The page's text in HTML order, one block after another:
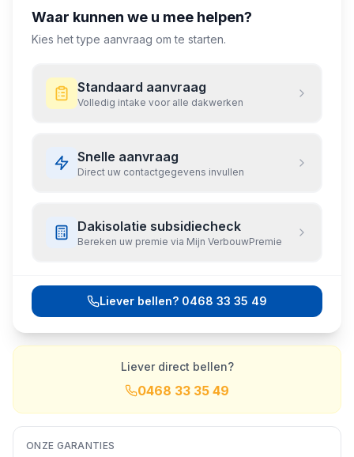
Waar kunnen we u mee helpen?
Kies het type aanvraag om te starten.
Standaard aanvraag
Volledig intake voor alle dakwerken
Snelle aanvraag
Direct uw contactgegevens invullen
Dakisolatie subsidiecheck
Bereken uw premie via Mijn VerbouwPremie
Liever bellen? 0468 33 35 49
Liever direct bellen?
0468 33 35 49
ONZE GARANTIES